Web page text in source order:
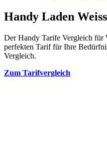
Handy Laden
Der Handy Tarife Vergleich für
perfekten Tarif für Ihre
Vergleich.
Zum Tarifvergleich